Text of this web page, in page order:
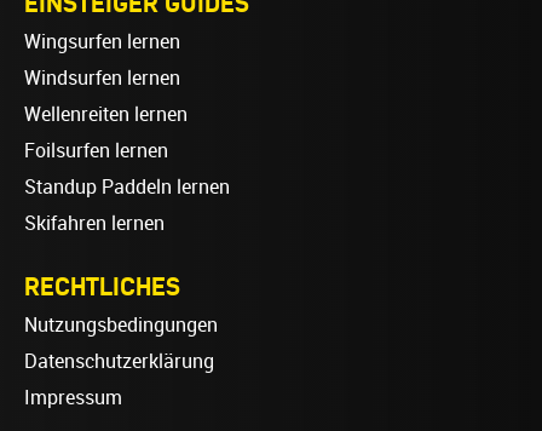
Wingsurfen lernen
Windsurfen lernen
Wellenreiten lernen
Foilsurfen lernen
Standup Paddeln lernen
Skifahren lernen
RECHTLICHES
Nutzungsbedingungen
Datenschutzerklärung
Impressum